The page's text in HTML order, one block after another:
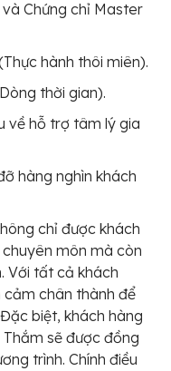
Chứng chỉ Master
hành thôi miên).
thời gian).
về hỗ trợ tâm lý gia
hàng nghìn khách
chỉ được khách
môn mà còn
Với tất cả khách
cảm chân thành để
biệt, khách hàng
sẽ được đồng
trình. Chính điều